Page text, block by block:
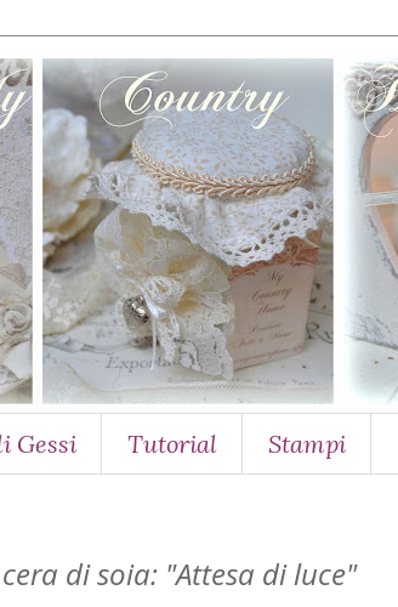
Gessi Tutorial Stampi
di soia: "Attesa di luce"